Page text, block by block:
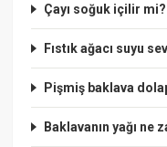
Çayı soğuk içilir mi?
Fıstık ağacı suyu
Pişmiş baklava
Baklavanın yağı ne